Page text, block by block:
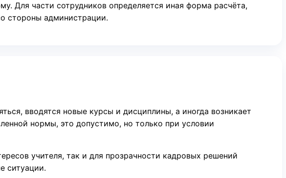
Для части сотрудников определяется иная форма расчёта,
стороны администрации.
вводятся новые курсы и дисциплины, а иногда возникает
нормы, это допустимо, но только при условии
учителя, так и для прозрачности кадровых решений
ситуации.